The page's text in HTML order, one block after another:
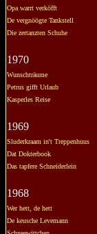
Opa warrt verköfft
De vergnöögte Tankstell
Die zertanzten Schuhe
1970
Wunschträume
Petrus gifft Urlaub
Kasperles Reise
1969
Sluderkraam in't Treppenhuus
Dat Dokterbook
Das tapfere Schneiderlein
1968
Wer hett, de hett
De keusche Levemann